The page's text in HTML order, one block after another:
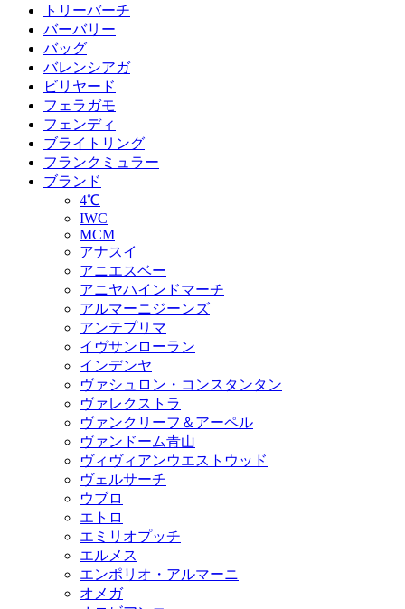
トリーバーチ
バーバリー
バッグ
バレンシアガ
ビリヤード
フェラガモ
フェンディ
ブライトリング
フランクミュラー
ブランド
4℃
IWC
MCM
アナスイ
アニエスベー
アニヤハインドマーチ
アルマーニジーンズ
アンテプリマ
イヴサンローラン
インデンヤ
ヴァシュロン・コンスタンタン
ヴァレクストラ
ヴァンクリーフ＆アーペル
ヴァンドーム青山
ヴィヴィアンウエストウッド
ヴェルサーチ
ウブロ
エトロ
エミリオプッチ
エルメス
エンポリオ・アルマーニ
オメガ